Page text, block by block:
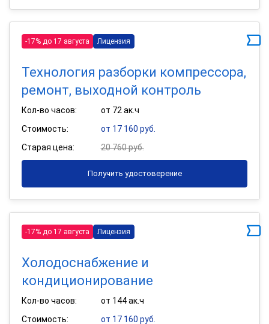
-17% до 17 августа Лицензия
Технология разборки компрессора,
ремонт, выходной контроль
Кол-во часов:
от 72 ак.ч
Стоимость:
от 17 160 руб.
Старая цена:
20 760 руб.
Получить удостоверение
-17% до 17 августа Лицензия
Холодоснабжение и
кондиционирование
Кол-во часов:
от 144 ак.ч
Стоимость:
от 17 160 руб.